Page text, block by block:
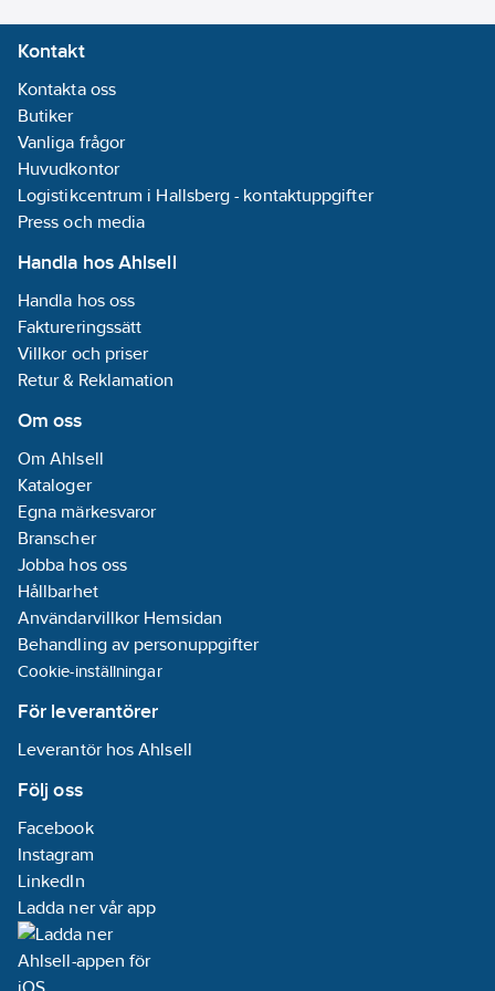
hela rondellens
livscykel. Den
slitstarka
polyesterbaksidan är
avsedd för arbete på
kolstål.
Vid jämförelse med
Lamellrondell 969F
ger 1169F upp till 49 %
högre
materialavverkning,
och upp till 66 %
materialavverkning
jämfört med 3M
Lamellrondell 769F.
Rondellen är anpassad
för arbeten med
medelhögt till högt
tryck, såsom
avfasning,
svetsslipning,
gradning samt
och konturer. Den
genererar en ytfinish
utjämning och
ytförberedelse,
inklusive borttagning
av glödskal och
svetssprut. Ett tekniskt
tips är att rondellen
kan användas för både
slipning och
Kontakt
Kontakta oss
Butiker
Vanliga frågor
Huvudkontor
Logistikcentrum i Hallsberg - kontaktuppgifter
Press och media
Handla hos Ahlsell
Handla hos oss
Faktureringssätt
Villkor och priser
Retur & Reklamation
Om oss
Om Ahlsell
Kataloger
Egna märkesvaror
Branscher
Jobba hos oss
Hållbarhet
Användarvillkor Hemsidan
Behandling av personuppgifter
Cookie-inställningar
För leverantörer
Leverantör hos Ahlsell
Följ oss
Facebook
Instagram
LinkedIn
Ladda ner vår app